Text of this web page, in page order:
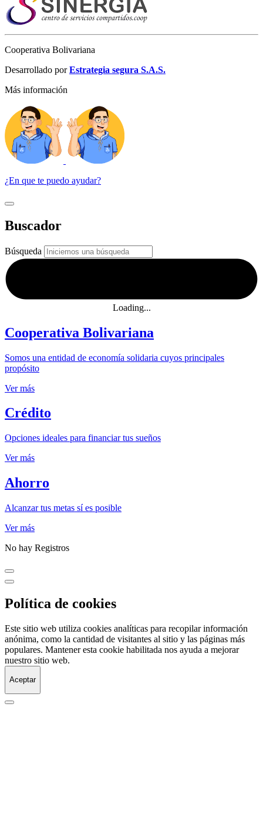
Cooperativa Bolivariana
Desarrollado porEstrategia segura S.A.S.
Más información
¿En que te puedo ayudar?
Buscador
Búsqueda
Loading...
Cooperativa Bolivariana
Somos una entidad de economía solidaria cuyos principales
propósito
Ver más
Crédito
Opciones ideales para financiar tus sueños
Ver más
Ahorro
Alcanzar tus metas sí es posible
Ver más
No hay Registros
Política de cookies
Este sitio web utiliza cookies analíticas para recopilar información
anónima, como la cantidad de visitantes al sitio y las páginas más
populares. Mantener esta cookie habilitada nos ayuda a mejorar
nuestro sitio web.
Aceptar